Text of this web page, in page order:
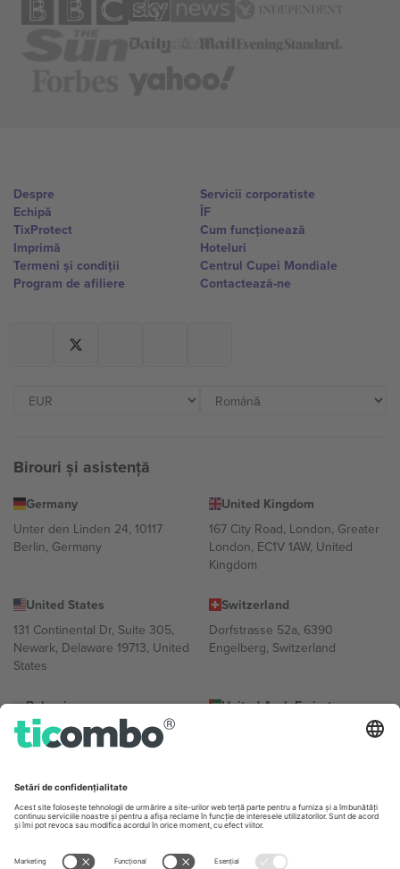
Despre
Echipă
TixProtect
Imprimă
Termeni și condiții
Program de afiliere
Servicii corporatiste
ÎF
Cum funcționează
Hoteluri
Centrul Cupei Mondiale
Contactează-ne
Birouri și asistență
Germany
Unter den Linden 24, 10117
Berlin, Germany
United Kingdom
167 City Road, London, Greater
London, EC1V 1AW, United
Kingdom
United States
131 Continental Dr, Suite 305,
Newark, Delaware 19713, United
States
Switzerland
Dorfstrasse 52a, 6390
Engelberg, Switzerland
Bulgaria
Regus Sofia City West, bul
Totleben 53-55, 1606 Sofia,
United Arab Emirates
UAE Dubai Silicon Oasis, DDP
Mexico
Av Chapultepec 360, Roma
Norte, Cuauhtémoc, 06700